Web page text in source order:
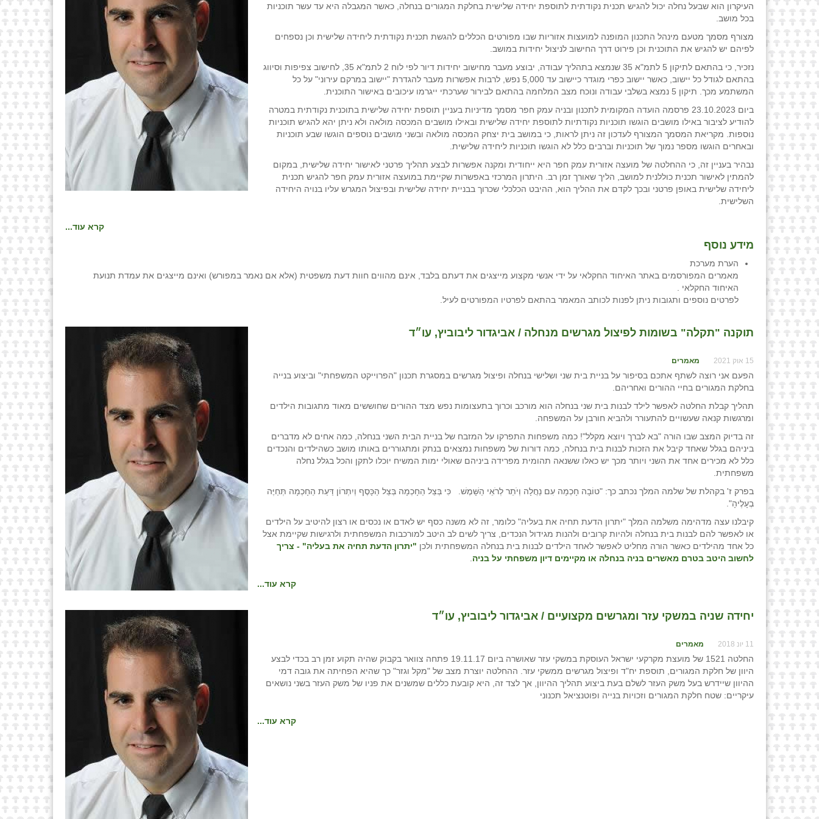
העיקרון הוא שבעל נחלה יכול להגיש תכנית נקודתית לתוספת יחידה שלישית בחלקת המגורים בנחלה, כאשר המגבלה היא עד עשר תוכניות
בכל מושב.
מצורף מסמך מטעם מינהל התכנון המופנה למועצות אזוריות שבו מפורטים הכללים להגשת תכנית נקודתית ליחידה שלישית וכן נספחים
לפיהם יש להגיש את התוכנית וכן פירוט דרך החישוב לניצול יחידות במושב.
נזכיר, כי בהתאם לתיקון 5 לתמ"א 35 שנמצא בתהליך עבודה, יבוצע מעבר מחישוב יחידות דיור לפי לוח 2 לתמ"א 35, לחישוב צפיפות וסיווג
בהתאם לגודל כל יישוב, כאשר יישוב כפרי מוגדר כיישוב עד 5,000 נפש, לרבות אפשרות מעבר להגדרת "יישוב במרקם עירוני" על כל
המשתמע מכך. תיקון 5 נמצא בשלבי עבודה ונוכח מצב המלחמה בהתאם לבירור שערכתי ייגרמו עיכובים באישור התוכנית.
ביום 23.10.2023 פרסמה הועדה המקומית לתכנון ובניה עמק חפר מסמך מדיניות בעניין תוספת יחידה שלישית בתוכנית נקודתית במטרה
להודיע לציבור באילו מושבים הוגשו תוכניות נקודתיות לתוספת יחידה שלישית ובאילו מושבים המכסה מולאה ולא ניתן יהא להגיש תוכניות
נוספות. מקריאת המסמך המצורף לעדכון זה ניתן לראות, כי במושב בית יצחק המכסה מולאה ובשני מושבים נוספים הוגשו שבע תוכניות
ובאחרים הוגשו מספר נמוך של תוכניות וברבים כלל לא הוגשו תוכניות ליחידה שלישית.
נבהיר בעניין זה, כי ההחלטה של מועצה אזורית עמק חפר היא ייחודית ומקנה אפשרות לבצע תהליך פרטני לאישור יחידה שלישית, במקום
להמתין לאישור תכנית כוללנית למושב, הליך שאורך זמן רב. היתרון המרכזי באפשרות שקיימת במועצה אזורית עמק חפר להגיש תכנית
ליחידה שלישית באופן פרטני ובכך לקדם את ההליך הוא, ההיבט הכלכלי שכרוך בבניית יחידה שלישית ובפיצול המגרש עליו בנויה היחידה
השלישית.
קרא עוד...
מידע נוסף
הערת מערכת
מאמרים המפורסמים באתר האיחוד החקלאי על ידי אנשי מקצוע מייצגים את דעתם בלבד, אינם מהווים חוות דעת משפטית (אלא אם נאמר במפורש) ואינם מייצגים את עמדת תנועת
האיחוד החקלאי .
לפרטים נוספים ותגובות ניתן לפנות לכותב המאמר בהתאם לפרטיו המפורטים לעיל.
תוקנה "תקלה" בשומות לפיצול מגרשים מנחלה / אביגדור ליבוביץ, עו״ד
15 אוק 2021 מאמרים
הפעם אני רוצה לשתף אתכם בסיפור על בניית בית שני ושלישי בנחלה ופיצול מגרשים במסגרת תכנון "הפרוייקט המשפחתי" וביצוע בנייה
בחלקת המגורים בחיי ההורים ואחריהם.
תהליך קבלת החלטה לאפשר לילד לבנות בית שני בנחלה הוא מורכב וכרוך בתעצומות נפש מצד ההורים שחוששים מאוד מתגובות הילדים
ומרגשות קנאה שעשויים להתעורר ולהביא חורבן על המשפחה.
זה בדיוק המצב שבו הורה "בא לברך ויוצא מקלל"! כמה משפחות התפרקו על המזבח של בניית הבית השני בנחלה, כמה אחים לא מדברים
ביניהם בגלל שאחד קיבל את הזכות לבנות בית בנחלה, כמה דורות של משפחות נמצאים בנתק ומתגוררים באותו מושב כשהילדים והנכדים
כלל לא מכירים אחד את השני ויותר מכך יש כאלו ששנאה תהומית מפרידה ביניהם שאולי ימות המשיח יוכלו לתקן והכל בגלל נחלה
משפחתית.
בפרק ז' בקהלת של שלמה המלך נכתב כך: "טוֹבָה חָכְמָה עִם נַחֲלָה וְיֹתֵר לְרֹאֵי הַשָּׁמֶשׁ. כִּי בְּצֵל הַחָכְמָה בְּצֵל הַכָּסֶף וְיִתְרוֹן דַּעַת הַחָכְמָה תְּחַיֶּה
בְעָלֶיהָ".
קיבלנו עצה מדהימה משלמה המלך "יתרון הדעת תחיה את בעליה" כלומר, זה לא משנה כסף יש לאדם או נכסים או רצון להיטיב על הילדים
או לאפשר להם לבנות בית בנחלה ולהיות קרובים ולהנות מגידול הנכדים, צריך לשים לב היטב למורכבות המשפחתית ולרגישות שקיימת אצל
כל אחד מהילדים כאשר הורה מחליט לאפשר לאחד הילדים לבנות בית בנחלה המשפחתית ולכן "יתרון הדעת תחיה את בעליה" - צריך
לחשוב היטב בטרם מאשרים בניה בנחלה או מקיימים דיון משפחתי על בניה
קרא עוד...
יחידה שניה במשקי עזר ומגרשים מקצועיים / אביגדור ליבוביץ, עו״ד
11 יונ 2018 מאמרים
החלטה 1521 של מועצת מקרקעי ישראל העוסקת במשקי עזר שאושרה ביום 19.11.17 פתחה צוואר בקבוק שהיה תקוע זמן רב בכדי לבצע
היוון של חלקת המגורים, תוספת יח"ד ופיצול מגרשים ממשקי עזר. ההחלטה יוצרת מצב של "מקל וגזר" כך שהיא הפחיתה את גובה דמי
ההיוון שיידרש בעל משק העזר לשלם בעת ביצוע תהליך ההיוון, אך לצד זה, היא קובעת כללים שמשנים את פניו של משק העזר בשני נושאים
עיקריים: שטח חלקת המגורים וזכויות בנייה ופוטנציאל תכנוני
קרא עוד...